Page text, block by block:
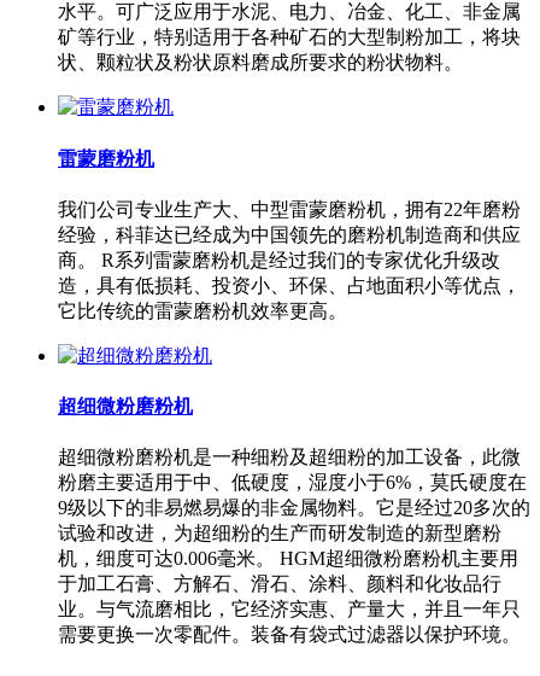
水平。可广泛应用于水泥、电力、冶金、化工、非金属
矿等行业，特别适用于各种矿石的大型制粉加工，将块
状、颗粒状及粉状原料磨成所要求的粉状物料。
雷蒙磨粉机
我们公司专业生产大、中型雷蒙磨粉机，拥有22年磨粉
经验，科菲达已经成为中国领先的磨粉机制造商和供应
商。 R系列雷蒙磨粉机是经过我们的专家优化升级改
造，具有低损耗、投资小、环保、占地面积小等优点，
它比传统的雷蒙磨粉机效率更高。
超细微粉磨粉机
超细微粉磨粉机是一种细粉及超细粉的加工设备，此微
粉磨主要适用于中、低硬度，湿度小于6%，莫氏硬度在
9级以下的非易燃易爆的非金属物料。它是经过20多次的
试验和改进，为超细粉的生产而研发制造的新型磨粉
机，细度可达0.006毫米。 HGM超细微粉磨粉机主要用
于加工石膏、方解石、滑石、涂料、颜料和化妆品行
业。与气流磨相比，它经济实惠、产量大，并且一年只
需要更换一次零配件。装备有袋式过滤器以保护环境。